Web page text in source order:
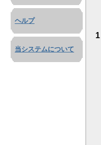
ヘルプ
当システムについて
1